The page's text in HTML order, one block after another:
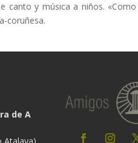
canto y música a niños.
coruñesa.
de A